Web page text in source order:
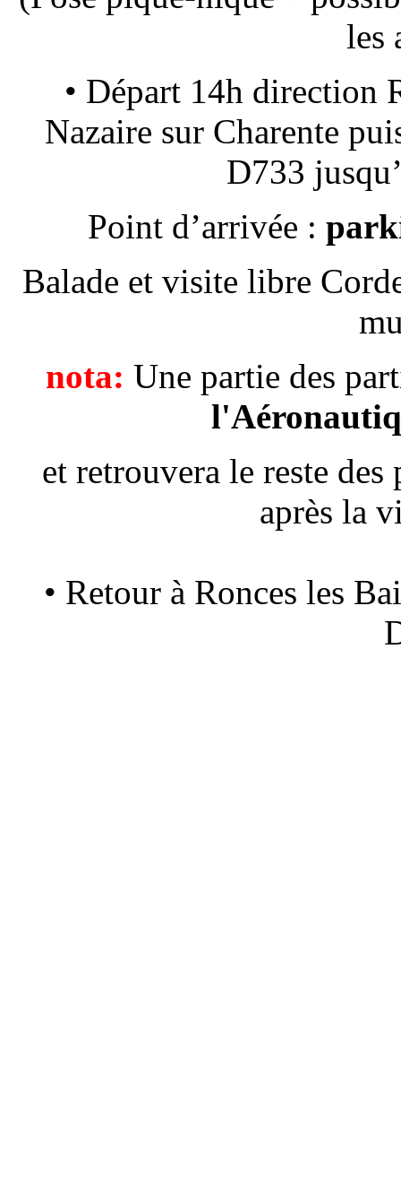
les
• Départ 14h direction
Nazaire sur Charente
D733
Point d’arrivée :
Balade et visite libre
nota: Une partie des
et retrouvera le reste
après la
• Retour à Ronces les